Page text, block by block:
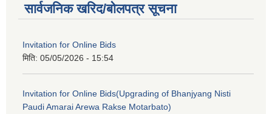
सार्वजनिक खरिद/बोलपत्र सूचना
Invitation for Online Bids
मिति: 05/05/2026 - 15:54
Invitation for Online Bids(Upgrading of Bhanjyang Nisti
Paudi Amarai Arewa Rakse Motarbato)